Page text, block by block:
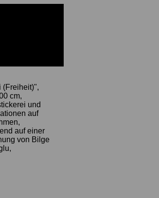
(Freiheit)",
cm,
und
auf
auf einer
von Bilge